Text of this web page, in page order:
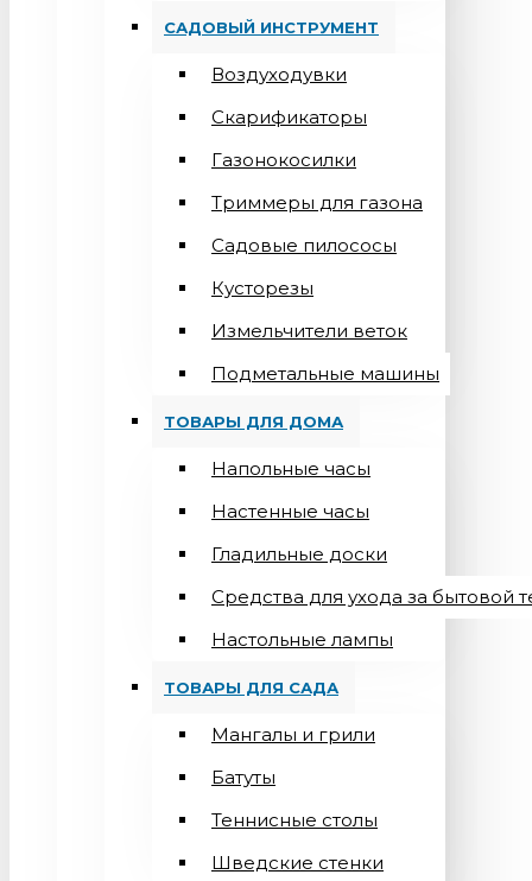
САДОВЫЙ ИНСТРУМЕНТ
Воздуходувки
Скарификаторы
Газонокосилки
Триммеры для газона
Садовые пилососы
Кусторезы
Измельчители веток
Подметальные машины
ТОВАРЫ ДЛЯ ДОМА
Напольные часы
Настенные часы
Гладильные доски
Средства для ухода за бытовой
Настольные лампы
ТОВАРЫ ДЛЯ САДА
Мангалы и грили
Батуты
Теннисные столы
Шведские стенки